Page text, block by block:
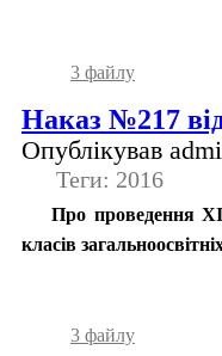
3 файлу
Наказ №217
Опублікував
Теги: 2016
Про проведення
класів
3 файлу